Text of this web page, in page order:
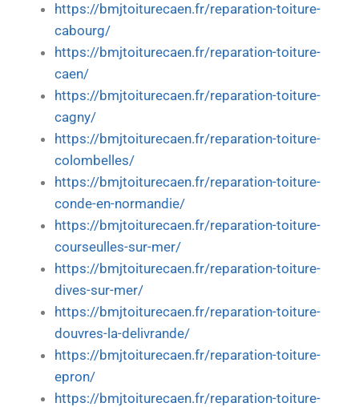
https://bmjtoiturecaen.fr/reparation-toiture-
cabourg/
https://bmjtoiturecaen.fr/reparation-toiture-
caen/
https://bmjtoiturecaen.fr/reparation-toiture-
cagny/
https://bmjtoiturecaen.fr/reparation-toiture-
colombelles/
https://bmjtoiturecaen.fr/reparation-toiture-
conde-en-normandie/
https://bmjtoiturecaen.fr/reparation-toiture-
courseulles-sur-mer/
https://bmjtoiturecaen.fr/reparation-toiture-
dives-sur-mer/
https://bmjtoiturecaen.fr/reparation-toiture-
douvres-la-delivrande/
https://bmjtoiturecaen.fr/reparation-toiture-
epron/
https://bmjtoiturecaen.fr/reparation-toiture-